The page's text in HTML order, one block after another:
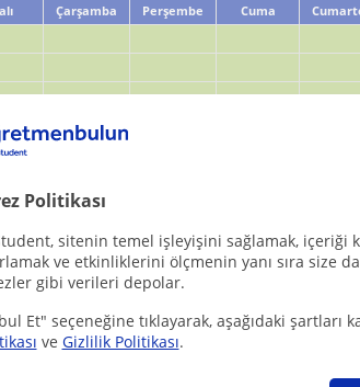
Politikası
sitenin temel işleyişini sağlamak, içeriği
ve etkinliklerini ölçmenin yanı sıra size
gibi verileri depolar.
Et" seçeneğine tıklayarak, aşağıdaki şartları
ve Gizlilik Politikası.
Çarşamba Perşembe Cuma